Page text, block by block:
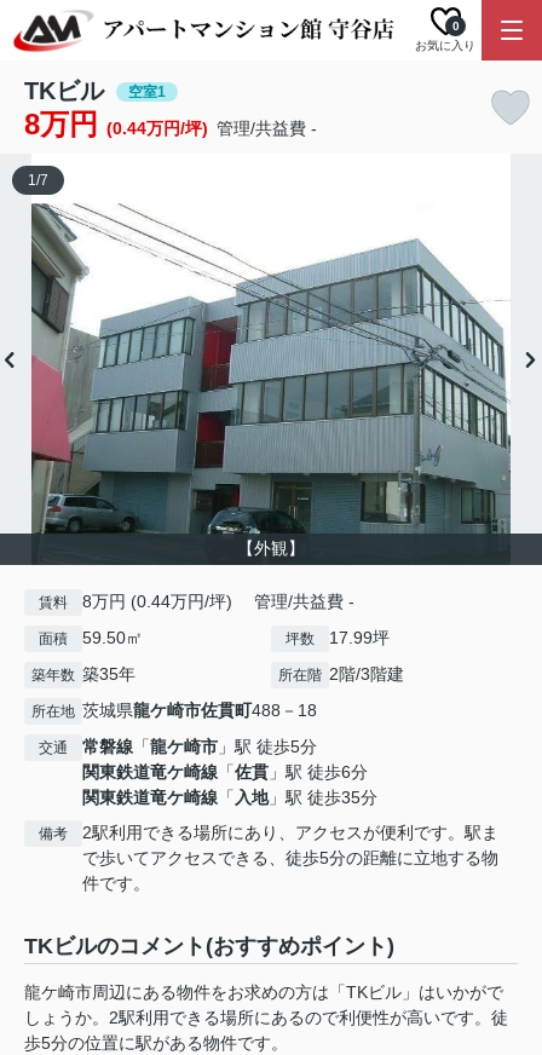
お気に入り
0
TKビル 空室1
8万円 (0.44万円/坪) 管理/共益費 -
【外観】
1/7
賃料 8万円 (0.44万円/坪) 管理/共益費 -
面積 59.50㎡ 坪数 17.99坪
築年数 築35年 所在階 2階/3階建
所在地 茨城県龍ケ崎市佐貫町488－18
交通 常磐線 「龍ケ崎市 」駅 徒歩5分
関東鉄道竜ケ崎線 「佐貫 」駅 徒歩6分
関東鉄道竜ケ崎線 「入地」駅 徒歩35分
備考
2駅利用できる場所にあり、アクセスが便利です。駅ま
で歩いてアクセスできる、徒歩5分の距離に立地する物
件です。
TKビルのコメント(おすすめポイント)
龍ケ崎市周辺にある物件をお求めの方は「TKビル」はいかがで
しょうか。2駅利用できる場所にあるので利便性が高いです。徒
歩5分の位置に駅がある物件です。